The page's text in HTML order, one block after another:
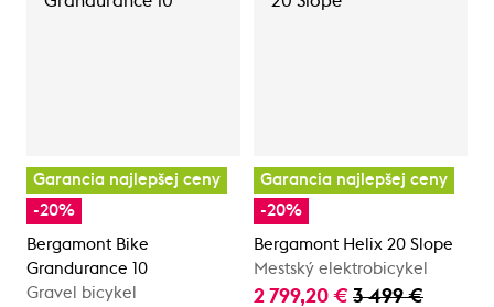
Garancia najlepšej ceny
-20%
Bergamont Bike
Grandurance 10
Gravel bicykel
Garancia najlepšej ceny
-20%
Bergamont Helix 20 Slope
Mestský elektrobicykel
2 799,20 € 3 499 €